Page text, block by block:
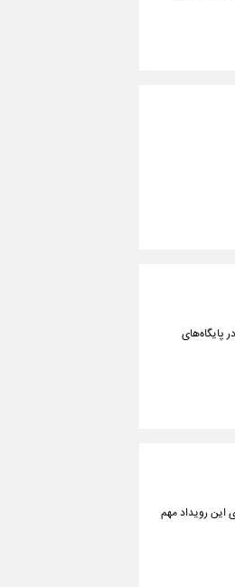
پایگاه‌های
این رویداد مهم